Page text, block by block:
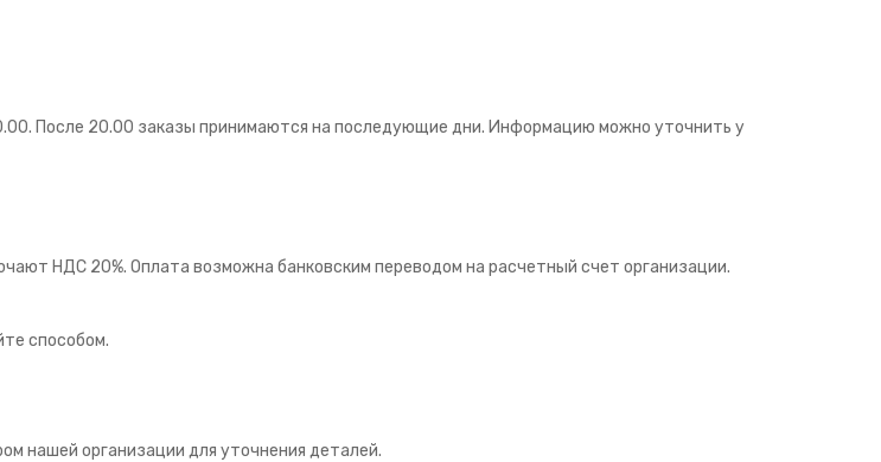
После 20.00 заказы принимаются на последующие дни. Информацию можно уточнить у
НДС 20%. Оплата возможна банковским переводом на расчетный счет организации.
способом.
нашей организации для уточнения деталей.